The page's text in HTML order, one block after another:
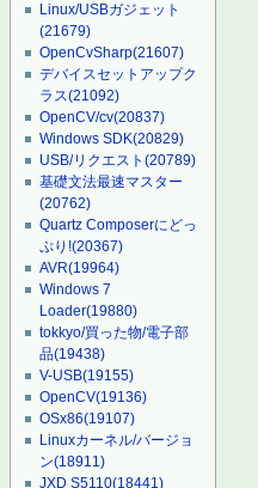
Linux/USBガジェット
(21679)
OpenCvSharp(21607)
デバイスセットアップク
ラス(21092)
OpenCV/cv(20837)
Windows SDK(20829)
USB/リクエスト(20789)
基礎文法最速マスター
(20762)
Quartz Composerにどっ
ぷり!(20367)
AVR(19964)
Windows 7
Loader(19880)
tokkyo/買った物/電子部
品(19438)
V-USB(19155)
OpenCV(19136)
OSx86(19107)
Linuxカーネル/バージョ
ン(18911)
JXD S5110(18441)